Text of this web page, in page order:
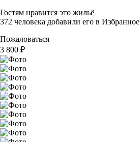
Гостям нравится это жильё
372 человека добавили его в Избранное
Пожаловаться
3 800 ₽